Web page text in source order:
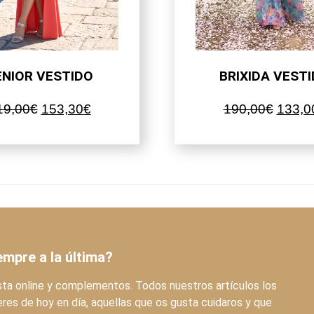
VESTIDO
€ El
153,30€El
BRIXIDA
190,00€ El
a la última?
online y complementos. Todos nuestros artículos los
de hoy en día, aquellas que os gusta cuidaros y que